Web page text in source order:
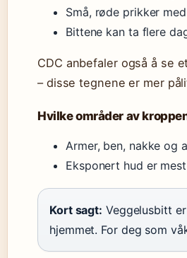
Små, røde prikker
Bittene kan ta flere
CDC anbefaler også å se
– disse tegnene er mer
Hvilke områder av
Armer, ben, nakke og
Eksponert hud er
Kort sagt: Veggelusbitt
hjemmet. For deg som